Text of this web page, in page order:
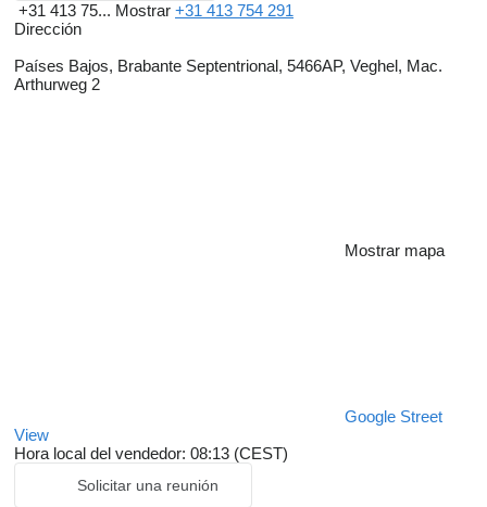
+31 413 75... Mostrar +31 413 754 291
Dirección
Países Bajos, Brabante Septentrional, 5466AP, Veghel, Mac.
Arthurweg 2
Mostrar mapa
Google Street
View
Hora local del vendedor: 08:13 (CEST)
Solicitar una reunión